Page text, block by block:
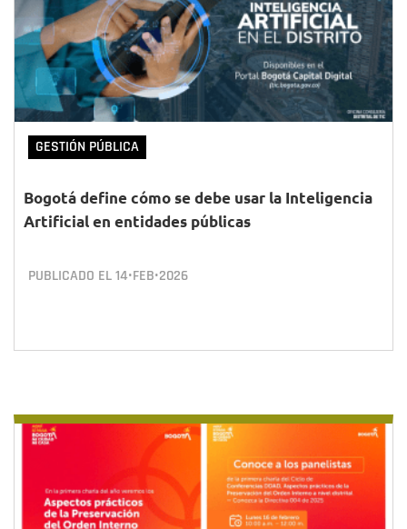
GESTIÓN PÚBLICA
Bogotá define cómo se debe usar la Inteligencia
Artificial en entidades públicas
PUBLICADO EL14•FEB•2026